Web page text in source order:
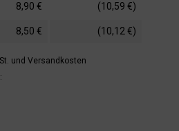
8,90 € (10,59 €)
8,50 € (10,12 €)
und Versandkosten